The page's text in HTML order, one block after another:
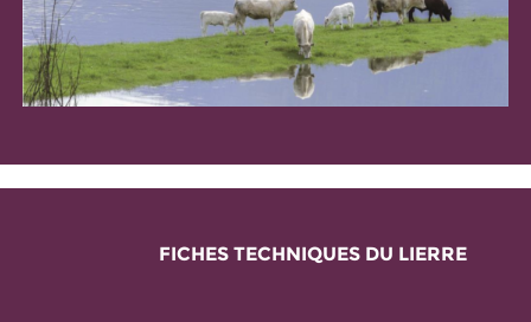
FICHES TECHNIQUES DU LIERRE